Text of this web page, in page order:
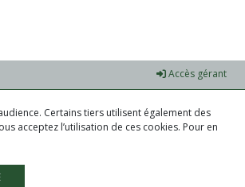
Accès gérant
Certains tiers utilisent également des
acceptez l’utilisation de ces cookies. Pour en